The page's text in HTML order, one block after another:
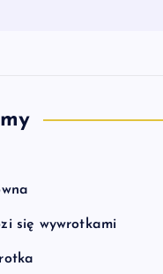
się wywrotkami